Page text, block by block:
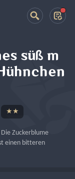
süß m
★★
Zuckerblume
einen bitteren